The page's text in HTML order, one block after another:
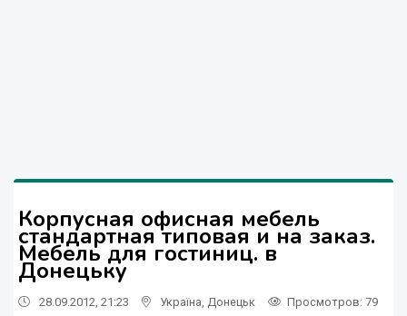
Корпусная офисная мебель
стандартная типовая и на заказ.
Мебель для гостиниц. в
Донецьку
28.09.2012, 21:23 Україна Донецьк Просмотров: 79